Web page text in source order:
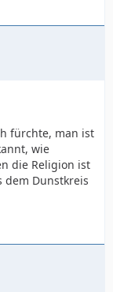
fürchte, man ist
wie
die Religion ist
dem Dunstkreis